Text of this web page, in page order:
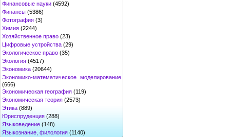
Финансовые науки (4592)
Финансы (5386)
Фотография (3)
Химия (2244)
Хозяйственное право (23)
Цифровые устройства (29)
Экологическое право (35)
Экология (4517)
Экономика (20644)
Экономико-математическое моделирование
(666)
Экономическая география (119)
Экономическая теория (2573)
Этика (889)
Юриспруденция (288)
Языковедение (148)
Языкознание, филология (1140)